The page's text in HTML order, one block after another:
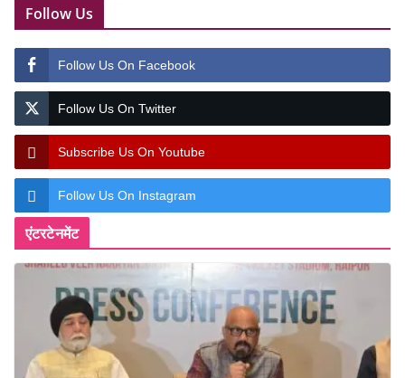
Follow Us
Follow Us On Facebook
Follow Us On Twitter
Subscribe Us On Youtube
Follow Us On Instagram
एंटरटेनमेंट